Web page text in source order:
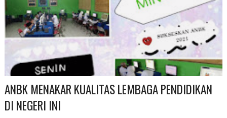
ANBK MENAKAR KUALITAS LEMBAGA PENDIDIKAN
DI NEGERI INI